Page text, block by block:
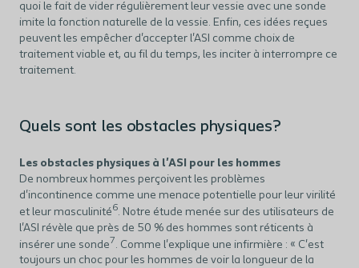
quoi le fait de vider régulièrement leur vessie avec une sonde
imite la fonction naturelle de la vessie. Enfin, ces idées reçues
peuvent les empêcher d'accepter l'ASI comme choix de
traitement viable et, au fil du temps, les inciter à interrompre ce
traitement.
Quels sont les obstacles physiques?
Les obstacles physiques à l'ASI pour les hommes
De nombreux hommes perçoivent les problèmes
d'incontinence comme une menace potentielle pour leur virilité
et leur masculinité6. Notre étude menée sur des utilisateurs de
l'ASI révèle que près de 50 % des hommes sont réticents à
insérer une sonde7. Comme l'explique une infirmière : « C'est
toujours un choc pour les hommes de voir la longueur de la